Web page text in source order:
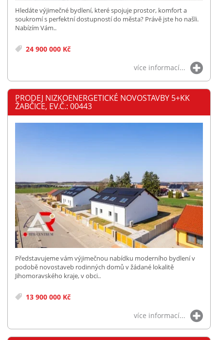
Hledáte výjimečné bydlení, které spojuje prostor, komfort a
soukromí s perfektní dostupností do města? Právě jste ho našli.
Nabízím Vám..
24 900 000 Kč
více informací...
PRODEJ NIZKOENERGETICKÉ NOVOSTAVBY 5+KK
ŽABČICE, EV.Č.: 00443
Představujeme vám výjimečnou nabídku moderního bydlení v
podobě novostaveb rodinných domů v žádané lokalitě
Jihomoravského kraje, v obci..
13 900 000 Kč
více informací...